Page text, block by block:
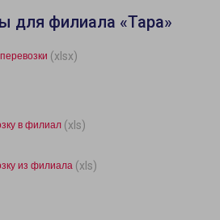
для филиала «Тара»
(xlsx)
в филиал (xls)
из филиала (xls)